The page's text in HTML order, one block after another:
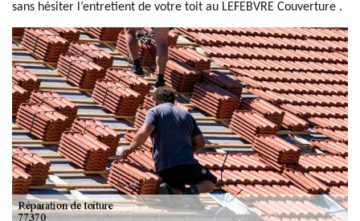
sans hésiter l’entretient de votre toit au LEFEBVRE Couverture .